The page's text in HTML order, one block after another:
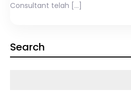
Consultant telah […]
Search